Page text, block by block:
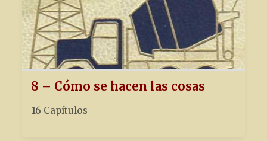
8 – Cómo se hacen las cosas
16 Capítulos